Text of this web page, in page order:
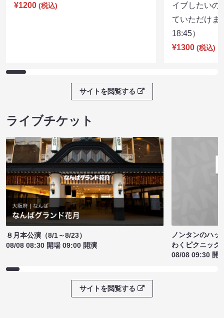
¥1200 (税込)
イブしたいの
ていただけ
18:45）
¥1300 (税込)
サイトを閲覧する
ライブチケット
８月本公演（8/1～8/23）
08/08 08:30 開場 09:00 開演
ノンタンのハッ
わくピクニック
08/08 09:30 開
サイトを閲覧する